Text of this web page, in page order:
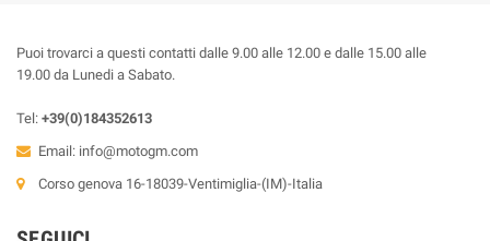
Puoi trovarci a questi contatti dalle 9.00 alle 12.00 e dalle 15.00 alle
19.00 da Lunedi a Sabato.
Tel: +39(0)184352613
Email: info@motogm.com
Corso genova 16-18039-Ventimiglia-(IM)-Italia